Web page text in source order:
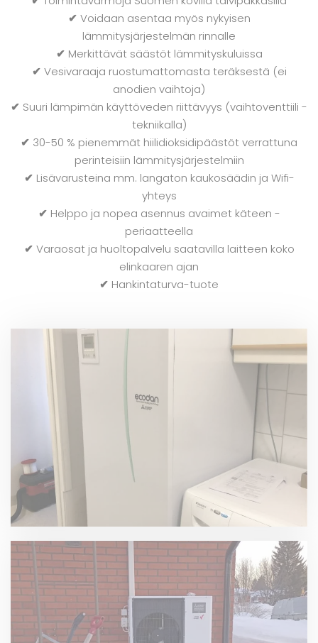
✔ Voidaan asentaa myös nykyisen
lämmitysjärjestelmän rinnalle
✔ Merkittävät säästöt lämmityskuluissa
✔ Vesivaraaja ruostumattomasta teräksestä (ei
anodien vaihtoja)
✔ Suuri lämpimän käyttöveden riittävyys (vaihtoventtiili -
tekniikalla)
✔ 30-50 % pienemmät hiilidioksidipäästöt verrattuna
perinteisiin lämmitysjärjestelmiin
✔ Lisävarusteina mm. langaton kaukosäädin ja Wifi-
yhteys
✔ Helppo ja nopea asennus avaimet käteen -
periaatteella
✔ Varaosat ja huoltopalvelu saatavilla laitteen koko
elinkaaren ajan
✔ Hankintaturva-tuote